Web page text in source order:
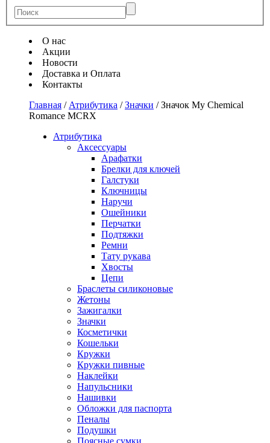
О нас
Акции
Новости
Доставка и Оплата
Контакты
Главная / Атрибутика /Значки /Значок My Chemical
Romance MCRX
Атрибутика
Аксессуары
Арафатки
Брелки для ключей
Галстуки
Ключницы
Наручи
Ошейники
Перчатки
Подтяжки
Ремни
Тату рукава
Хвосты
Цепи
Браслеты силиконовые
Жетоны
Зажигалки
Значки
Косметички
Кошельки
Кружки
Кружки пивные
Наклейки
Напульсники
Нашивки
Обложки для паспорта
Пеналы
Подушки
Поясные сумки